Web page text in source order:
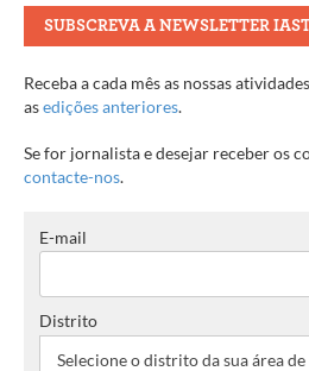
SUBSCREVA A NEWSLETTER
Receba a cada mês as nossas
asedições anteriores.
Se for jornalista e desejar receber os
contacte-nos.
E-mail
Distrito